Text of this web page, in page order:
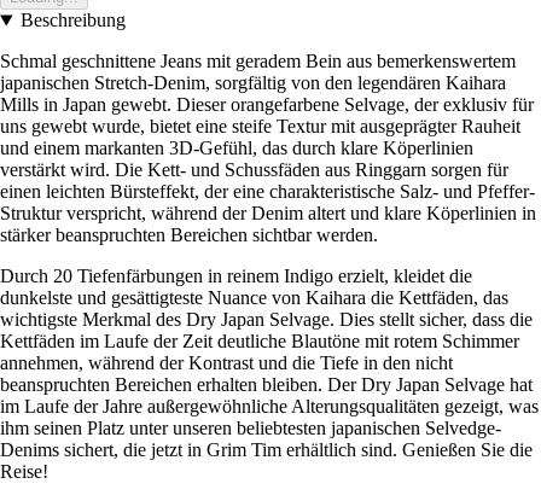
Beschreibung
Schmal geschnittene Jeans mit geradem Bein aus bemerkenswertem
japanischen Stretch-Denim, sorgfältig von den legendären Kaihara
Mills in Japan gewebt. Dieser orangefarbene Selvage, der exklusiv für
uns gewebt wurde, bietet eine steife Textur mit ausgeprägter Rauheit
und einem markanten 3D-Gefühl, das durch klare Köperlinien
verstärkt wird. Die Kett- und Schussfäden aus Ringgarn sorgen für
einen leichten Bürsteffekt, der eine charakteristische Salz- und Pfeffer-
Struktur verspricht, während der Denim altert und klare Köperlinien in
stärker beanspruchten Bereichen sichtbar werden.
Durch 20 Tiefenfärbungen in reinem Indigo erzielt, kleidet die
dunkelste und gesättigteste Nuance von Kaihara die Kettfäden, das
wichtigste Merkmal des Dry Japan Selvage. Dies stellt sicher, dass die
Kettfäden im Laufe der Zeit deutliche Blautöne mit rotem Schimmer
annehmen, während der Kontrast und die Tiefe in den nicht
beanspruchten Bereichen erhalten bleiben. Der Dry Japan Selvage hat
im Laufe der Jahre außergewöhnliche Alterungsqualitäten gezeigt, was
ihm seinen Platz unter unseren beliebtesten japanischen Selvedge-
Denims sichert, die jetzt in Grim Tim erhältlich sind. Genießen Sie die
Reise!